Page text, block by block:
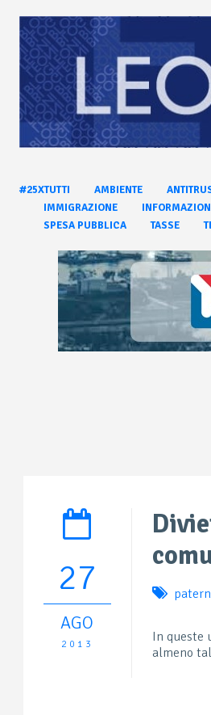
#25XTUTTI AMBIENTE
IMMIGRAZIONE
SPESA PUBBLICA
TASSE
27
AGO
2013
In queste
almeno